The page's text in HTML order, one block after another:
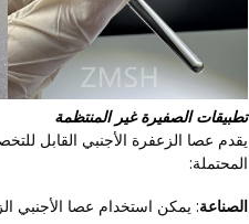
تطبيقات الصفيرة غير المنتظمة
يقدم عصا الزعفرة الأجنبي القابل
المحتملة:
الصناعة: يمكن استخدام عصا الأجنبي